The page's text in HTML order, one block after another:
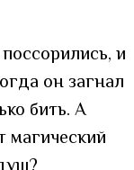
и
он загнал
бить. А
магический